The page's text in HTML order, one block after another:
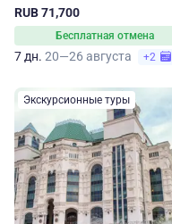
RUB 71,700
Бесплатная отмена
7 дн. 20—26 августа +2
Экскурсионные туры